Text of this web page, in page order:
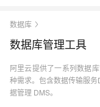
数据库
数据库管理工具
阿里云提供了一系列数据
种需求。包含数据传输服
据管理 DMS。